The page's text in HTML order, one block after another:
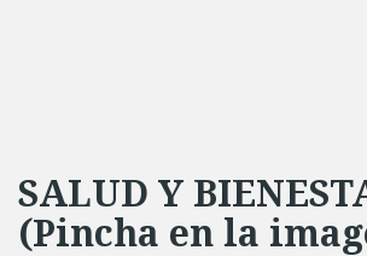
SALUD Y
(Pincha en la